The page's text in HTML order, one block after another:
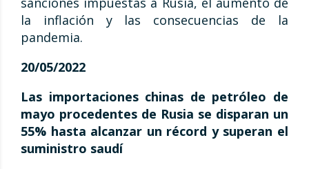
la inflación y las consecuencias de la
pandemia.
20/05/2022
Las importaciones chinas de petróleo de
mayo procedentes de Rusia se disparan un
55% hasta alcanzar un récord y superan el
suministro saudí